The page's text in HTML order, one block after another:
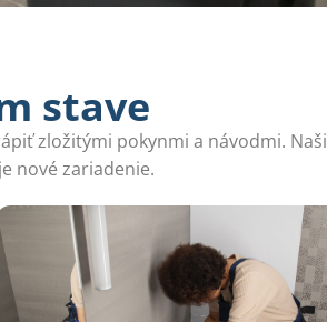
stave
zložitými pokynmi a návodmi. Naši
nové zariadenie.